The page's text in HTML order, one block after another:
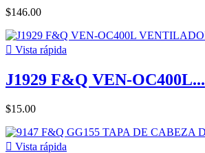
$146.00
 Vista rápida
J1929 F&Q VEN-OC400L...
$15.00
 Vista rápida